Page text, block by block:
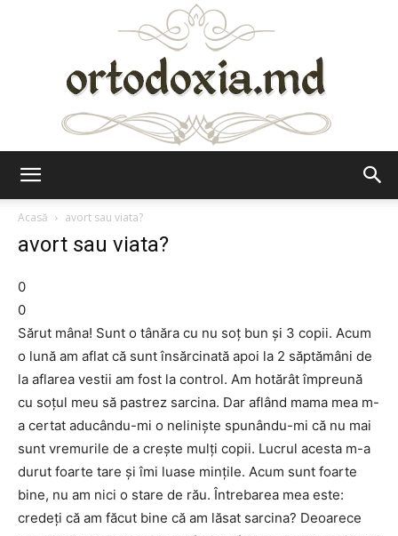
Acasă
avort sau viata?
avort sau viata?
0
0
Sărut mâna! Sunt o tânăra cu nu soţ bun şi 3 copii. Acum
o lună am aflat că sunt însărcinată apoi la 2 săptămâni de
la aflarea vestii am fost la control. Am hotărât împreună
cu soţul meu să pastrez sarcina. Dar aflând mama mea m-
a certat aducându-mi o nelinişte spunându-mi că nu mai
sunt vremurile de a creşte mulţi copii. Lucrul acesta m-a
durut foarte tare şi îmi luase minţile. Acum sunt foarte
bine, nu am nici o stare de rău. Întrebarea mea este:
credeţi că am făcut bine că am lăsat sarcina? Deoarece